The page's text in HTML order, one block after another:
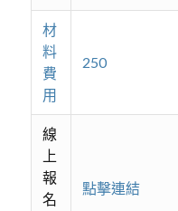
材
料
費
用
250
線
上
報
名
點擊連結